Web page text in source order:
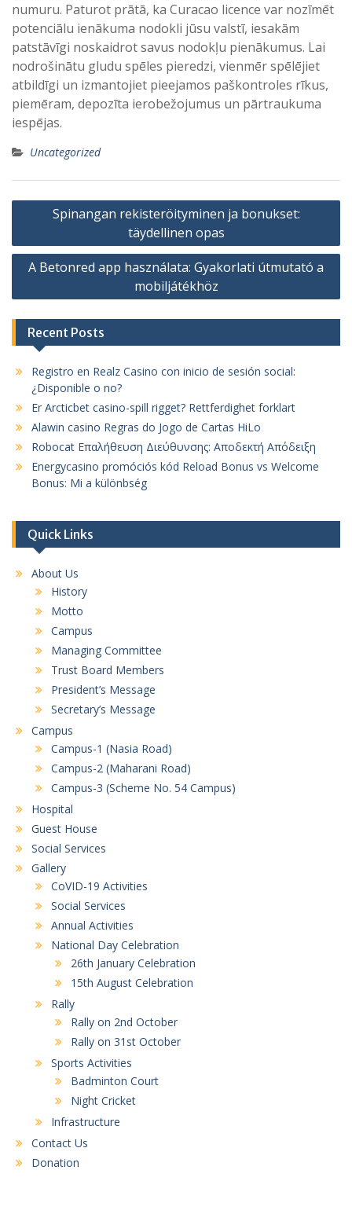
numuru. Paturot prātā, ka Curacao licence var nozīmēt
potenciālu ienākuma nodokli jūsu valstī, iesakām
patstāvīgi noskaidrot savus nodokļu pienākumus. Lai
nodrošinātu gludu spēles pieredzi, vienmēr spēlējiet
atbildīgi un izmantojiet pieejamos paškontroles rīkus,
piemēram, depozīta ierobežojumus un pārtraukuma
iespējas.
Uncategorized
Post
navigation
Spinangan rekisteröityminen ja bonukset:
täydellinen opas
A Betonred app használata: Gyakorlati útmutató a
mobiljátékhöz
Recent Posts
Registro en Realz Casino con inicio de sesión social:
¿Disponible o no?
Er Arcticbet casino-spill rigget? Rettferdighet forklart
Alawin casino Regras do Jogo de Cartas HiLo
Robocat Επαλήθευση Διεύθυνσης: Αποδεκτή Απόδειξη
Energycasino promóciós kód Reload Bonus vs Welcome
Bonus: Mi a különbség
Quick Links
About Us
History
Motto
Campus
Managing Committee
Trust Board Members
President’s Message
Secretary’s Message
Campus
Campus-1 (Nasia Road)
Campus-2 (Maharani Road)
Campus-3 (Scheme No. 54 Campus)
Hospital
Guest House
Social Services
Gallery
CoVID-19 Activities
Social Services
Annual Activities
National Day Celebration
26th January Celebration
15th August Celebration
Rally
Rally on 2nd October
Rally on 31st October
Sports Activities
Badminton Court
Night Cricket
Infrastructure
Contact Us
Donation